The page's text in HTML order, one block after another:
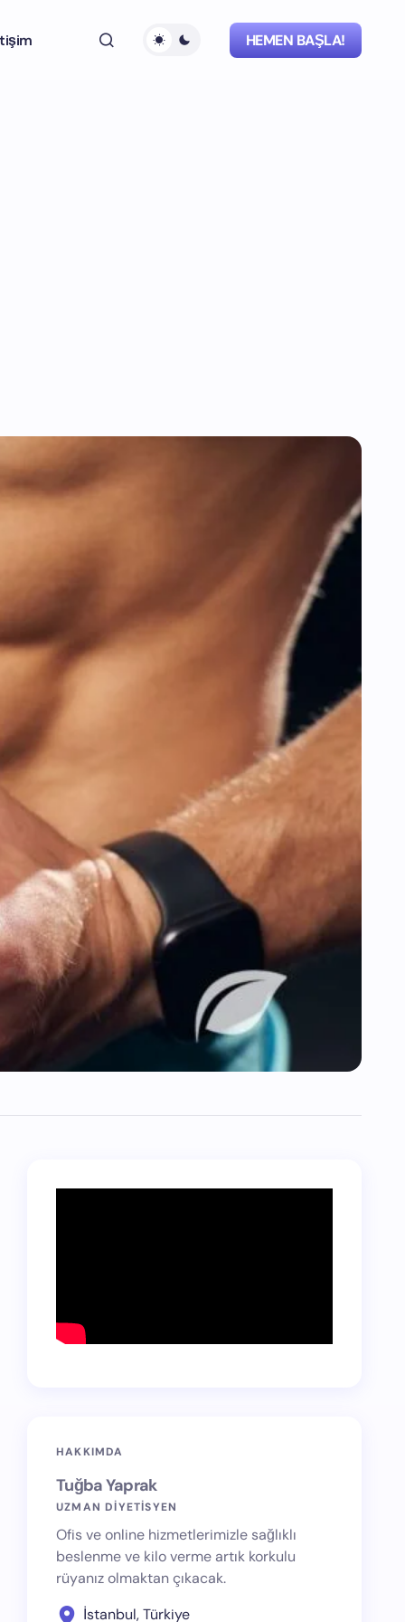
HEMEN BAŞLA!
HAKKIMDA
Tuğba Yaprak
UZMAN DİYETİSYEN
Ofis ve online hizmetlerimizle sağlıklı
beslenme ve kilo verme artık korkulu
rüyanız olmaktan çıkacak.
İstanbul, Türkiye